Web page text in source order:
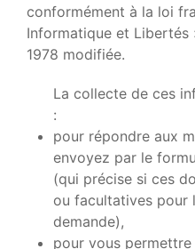
conformément à la loi
Informatique et Libertés
1978 modifiée.
La collecte de ces
:
pour répondre aux
envoyez par le
(qui précise si ces
ou facultatives pour
demande),
pour vous